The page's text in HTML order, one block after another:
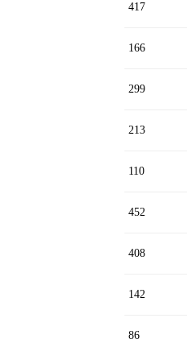
417
166
299
213
110
452
408
142
86